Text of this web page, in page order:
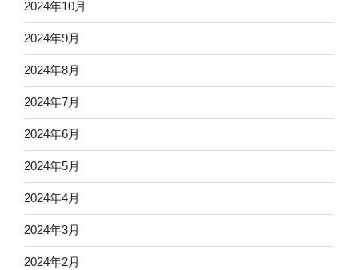
2024年10月
2024年9月
2024年8月
2024年7月
2024年6月
2024年5月
2024年4月
2024年3月
2024年2月